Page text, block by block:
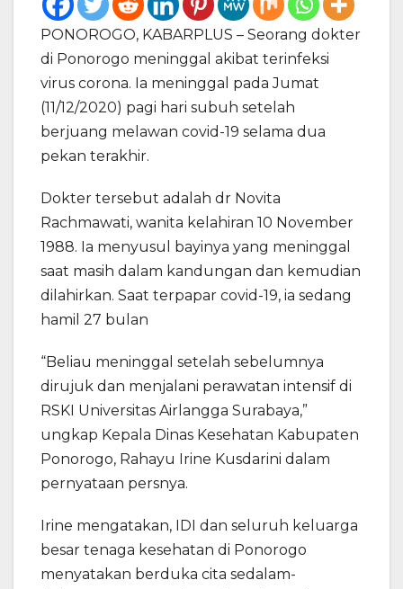
PONOROGO, KABARPLUS – Seorang dokter
di Ponorogo meninggal akibat terinfeksi
virus corona. Ia meninggal pada Jumat
(11/12/2020) pagi hari subuh setelah
berjuang melawan covid-19 selama dua
pekan terakhir.
Dokter tersebut adalah dr Novita
Rachmawati, wanita kelahiran 10 November
1988. Ia menyusul bayinya yang meninggal
saat masih dalam kandungan dan kemudian
dilahirkan. Saat terpapar covid-19, ia sedang
hamil 27 bulan
“Beliau meninggal setelah sebelumnya
dirujuk dan menjalani perawatan intensif di
RSKI Universitas Airlangga Surabaya,”
ungkap Kepala Dinas Kesehatan Kabupaten
Ponorogo, Rahayu Irine Kusdarini dalam
pernyataan persnya.
Irine mengatakan, IDI dan seluruh keluarga
besar tenaga kesehatan di Ponorogo
menyatakan berduka cita sedalam-